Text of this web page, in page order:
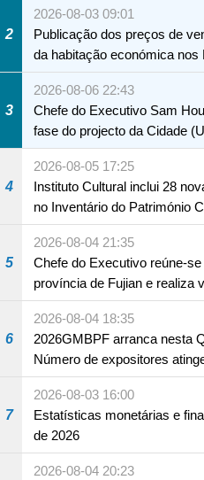
2
2026-08-03 09:01
Publicação dos preços de
da habitação económica nos
A12 da Zona A dos Novos
3
2026-08-06 22:43
Chefe do Executivo Sam
fase do projecto da Cidade
Educação Internacional de
4
2026-08-05 17:25
Instituto Cultural inclui 28
no Inventário do Património
5
2026-08-04 21:35
Chefe do Executivo reúne-
província de Fujian e realiza
em Fuzhou
6
2026-08-04 18:35
2026GMBPF arranca nesta
Número de expositores
18 anos
7
2026-08-03 16:00
Estatísticas monetárias e
de 2026
2026-08-04 20:23